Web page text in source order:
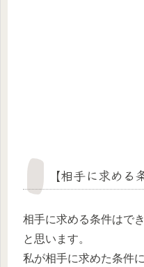
【相手に求める
相手に求める条件はで
と思います。
私が相手に求めた条件